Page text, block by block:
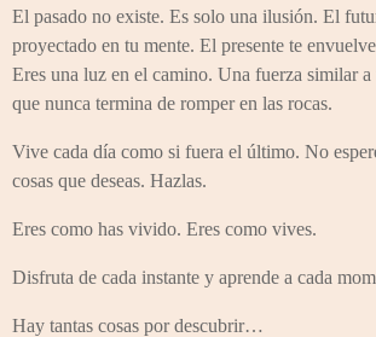
El pasado no existe. Es solo una ilusión. El
proyectado en tu mente. El presente te
Eres una luz en el camino. Una fuerza similar a
que nunca termina de romper en las rocas.
Vive cada día como si fuera el último. No
cosas que deseas. Hazlas.
Eres como has vivido. Eres como vives.
Disfruta de cada instante y aprende a cada
Hay tantas cosas por descubrir…